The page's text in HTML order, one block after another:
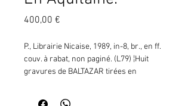
400,00 €
P., Librairie Nicaise, 1989, in-8, br., en ff.
couv. à rabat, non paginé. (L79) ¦Huit
gravures de BALTAZAR tirées en
White.Maquette (juin 1989) avec de